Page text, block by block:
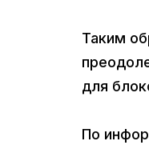
Таким
для
По